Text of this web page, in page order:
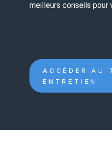
meilleurs conseils pour
ACCÉDER AU
ENTRETIEN